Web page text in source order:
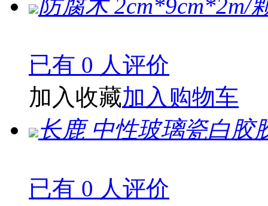
防腐木 2cm*9cm*2m/
已有 0 人评价
加入收藏加入购物车
长鹿 中性玻璃瓷白胶
已有 0 人评价